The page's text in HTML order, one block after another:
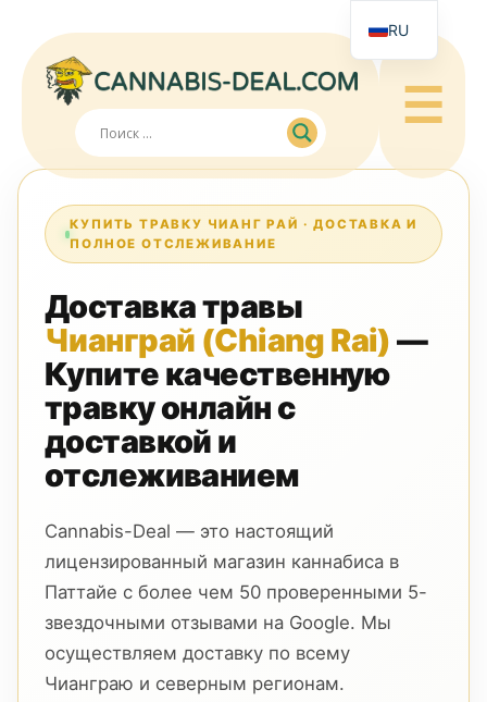
☰
КУПИТЬ ТРАВКУ ЧИАНГ РАЙ · ДОСТАВКА И
ПОЛНОЕ ОТСЛЕЖИВАНИЕ
Доставка травы
Чианграй (Chiang Rai) —
Купите качественную
травку онлайн с
доставкой и
отслеживанием
Cannabis-Deal — это настоящий
лицензированный магазин каннабиса в
Паттайе с более чем 50 проверенными 5-
звездочными отзывами на Google. Мы
осуществляем доставку по всему
Чианграю и северным регионам.
RU
EN
JA